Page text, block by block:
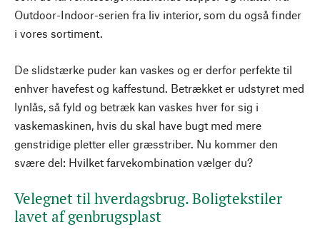
Outdoor-Indoor-serien fra liv interior, som du også finder
i vores sortiment.
De slidstærke puder kan vaskes og er derfor perfekte til
enhver havefest og kaffestund. Betrækket er udstyret med
lynlås, så fyld og betræk kan vaskes hver for sig i
vaskemaskinen, hvis du skal have bugt med mere
genstridige pletter eller græsstriber. Nu kommer den
svære del: Hvilket farvekombination vælger du?
Velegnet til hverdagsbrug. Boligtekstiler
lavet af genbrugsplast